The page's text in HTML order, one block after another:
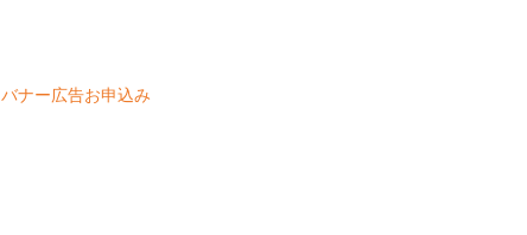
バナー広告お申込み